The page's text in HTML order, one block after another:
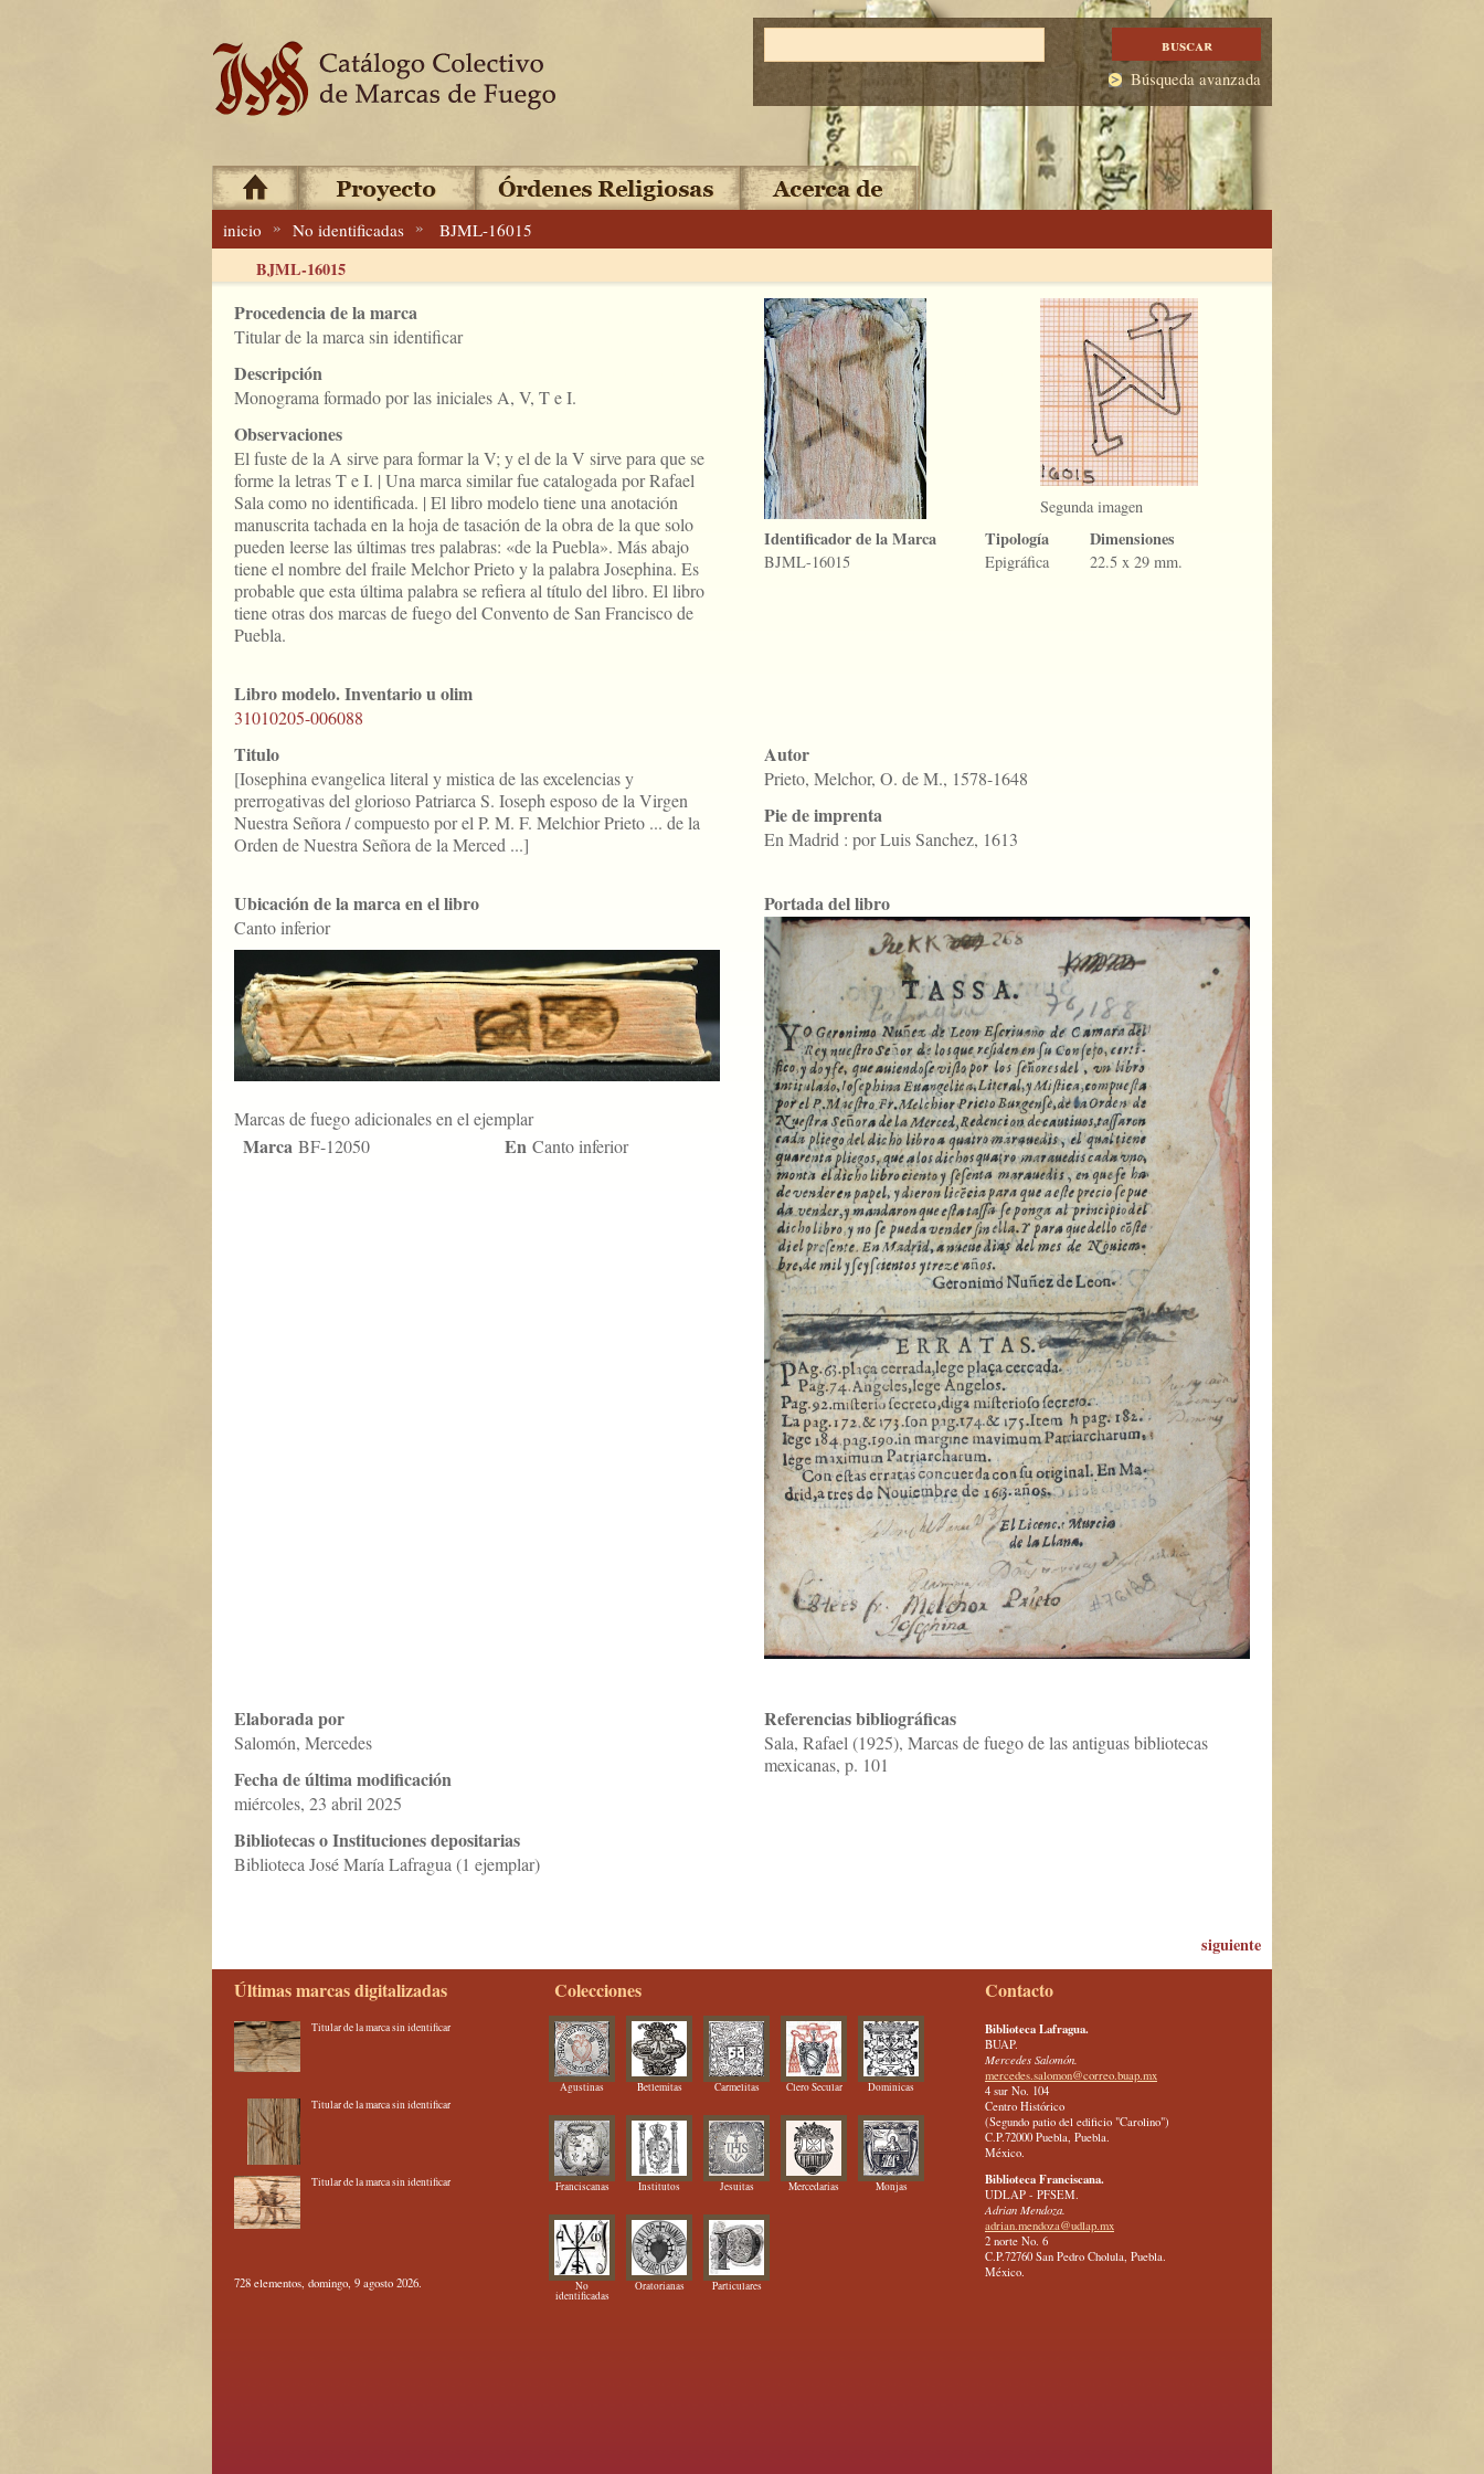
Búsqueda avanzada
inicio » No identificadas » BJML-16015
BJML-16015
Procedencia de la marca
Titular de la marca sin identificar
Descripción
Monograma formado por las iniciales A, V, T e I.
Observaciones
El fuste de la A sirve para formar la V; y el de la V sirve para que se
forme la letras T e I. | Una marca similar fue catalogada por Rafael
Sala como no identificada. | El libro modelo tiene una anotación
manuscrita tachada en la hoja de tasación de la obra de la que solo
pueden leerse las últimas tres palabras: «de la Puebla». Más abajo
tiene el nombre del fraile Melchor Prieto y la palabra Josephina. Es
probable que esta última palabra se refiera al título del libro. El libro
tiene otras dos marcas de fuego del Convento de San Francisco de
Puebla.
Segunda imagen
Identificador de la Marca
BJML-16015
Tipología
Epigráfica
Dimensiones
22.5 x 29 mm.
Libro modelo. Inventario u olim
31010205-006088
Titulo
[Iosephina evangelica literal y mistica de las excelencias y
prerrogativas del glorioso Patriarca S. Ioseph esposo de la Virgen
Nuestra Señora / compuesto por el P. M. F. Melchior Prieto ... de la
Orden de Nuestra Señora de la Merced ...]
Autor
Prieto, Melchor, O. de M., 1578-1648
Pie de imprenta
En Madrid : por Luis Sanchez, 1613
Ubicación de la marca en el libro
Canto inferior
Marcas de fuego adicionales en el ejemplar
Marca BF-12050 En Canto inferior
Portada del libro
Elaborada por
Salomón, Mercedes
Fecha de última modificación
miércoles, 23 abril 2025
Bibliotecas o Instituciones depositarias
Biblioteca José María Lafragua (1 ejemplar)
Referencias bibliográficas
Sala, Rafael (1925), Marcas de fuego de las antiguas bibliotecas
mexicanas, p. 101
siguiente
Últimas marcas digitalizadas
Titular de la marca sin identificar
Titular de la marca sin identificar
Titular de la marca sin identificar
728 elementos, domingo, 9 agosto 2026.
Colecciones
Agustinas Betlemitas Carmelitas Clero Secular Dominicas
Franciscanas Institutos Jesuitas Mercedarias Monjas
No
identificadas
Oratorianas Particulares
Contacto
Biblioteca Lafragua.
BUAP.
Mercedes Salomón.
mercedes.salomon@correo.buap.mx
4 sur No. 104
Centro Histórico
(Segundo patio del edificio "Carolino")
C.P.72000 Puebla, Puebla.
México.
Biblioteca Franciscana.
UDLAP - PFSEM.
Adrian Mendoza.
adrian.mendoza@udlap.mx
2 norte No. 6
C.P.72760 San Pedro Cholula, Puebla.
México.